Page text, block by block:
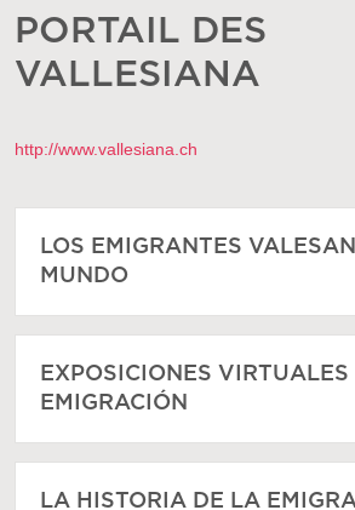
PORTAIL DES
VALLESIANA
http://www.vallesiana.ch
LOS EMIGRANTES
MUNDO
EXPOSICIONES
EMIGRACIÓN
LA HISTORIA DE LA